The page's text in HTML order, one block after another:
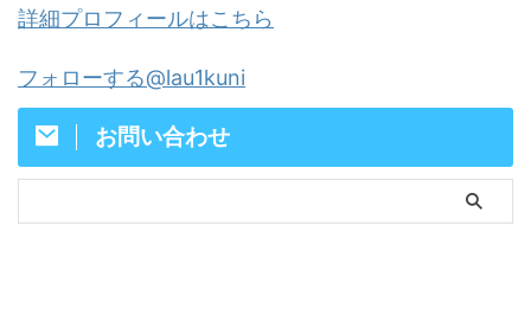
詳細プロフィールはこちら
フォローする@lau1kuni
お問い合わせ